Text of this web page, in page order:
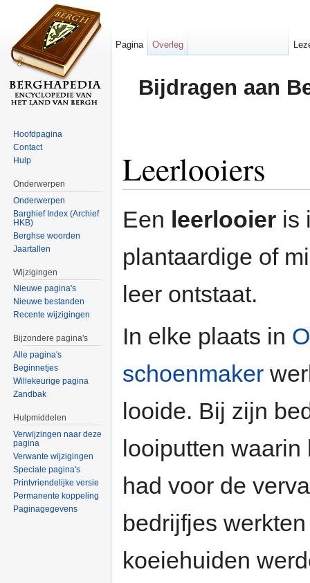
Bijdragen aan
Leerlooiers
Een leerlooier is
plantaardige of
leer ontstaat.
In elke plaats in
schoenmaker
looide. Bij zijn
looiputten
had voor de
bedrijfjes
koeiehuiden
Pagina Overleg
Hoofdpagina
Contact
Hulp
Onderwerpen
Onderwerpen
Barghief Index (Archief
HKB)
Berghse woorden
Jaartallen
Wijzigingen
Nieuwe pagina's
Nieuwe bestanden
Recente wijzigingen
Bijzondere pagina's
Alle pagina's
Beginnetjes
Willekeurige pagina
Zandbak
Hulpmiddelen
Verwijzingen naar deze
pagina
Verwante wijzigingen
Speciale pagina's
Printvriendelijke versie
Permanente koppeling
Paginagegevens